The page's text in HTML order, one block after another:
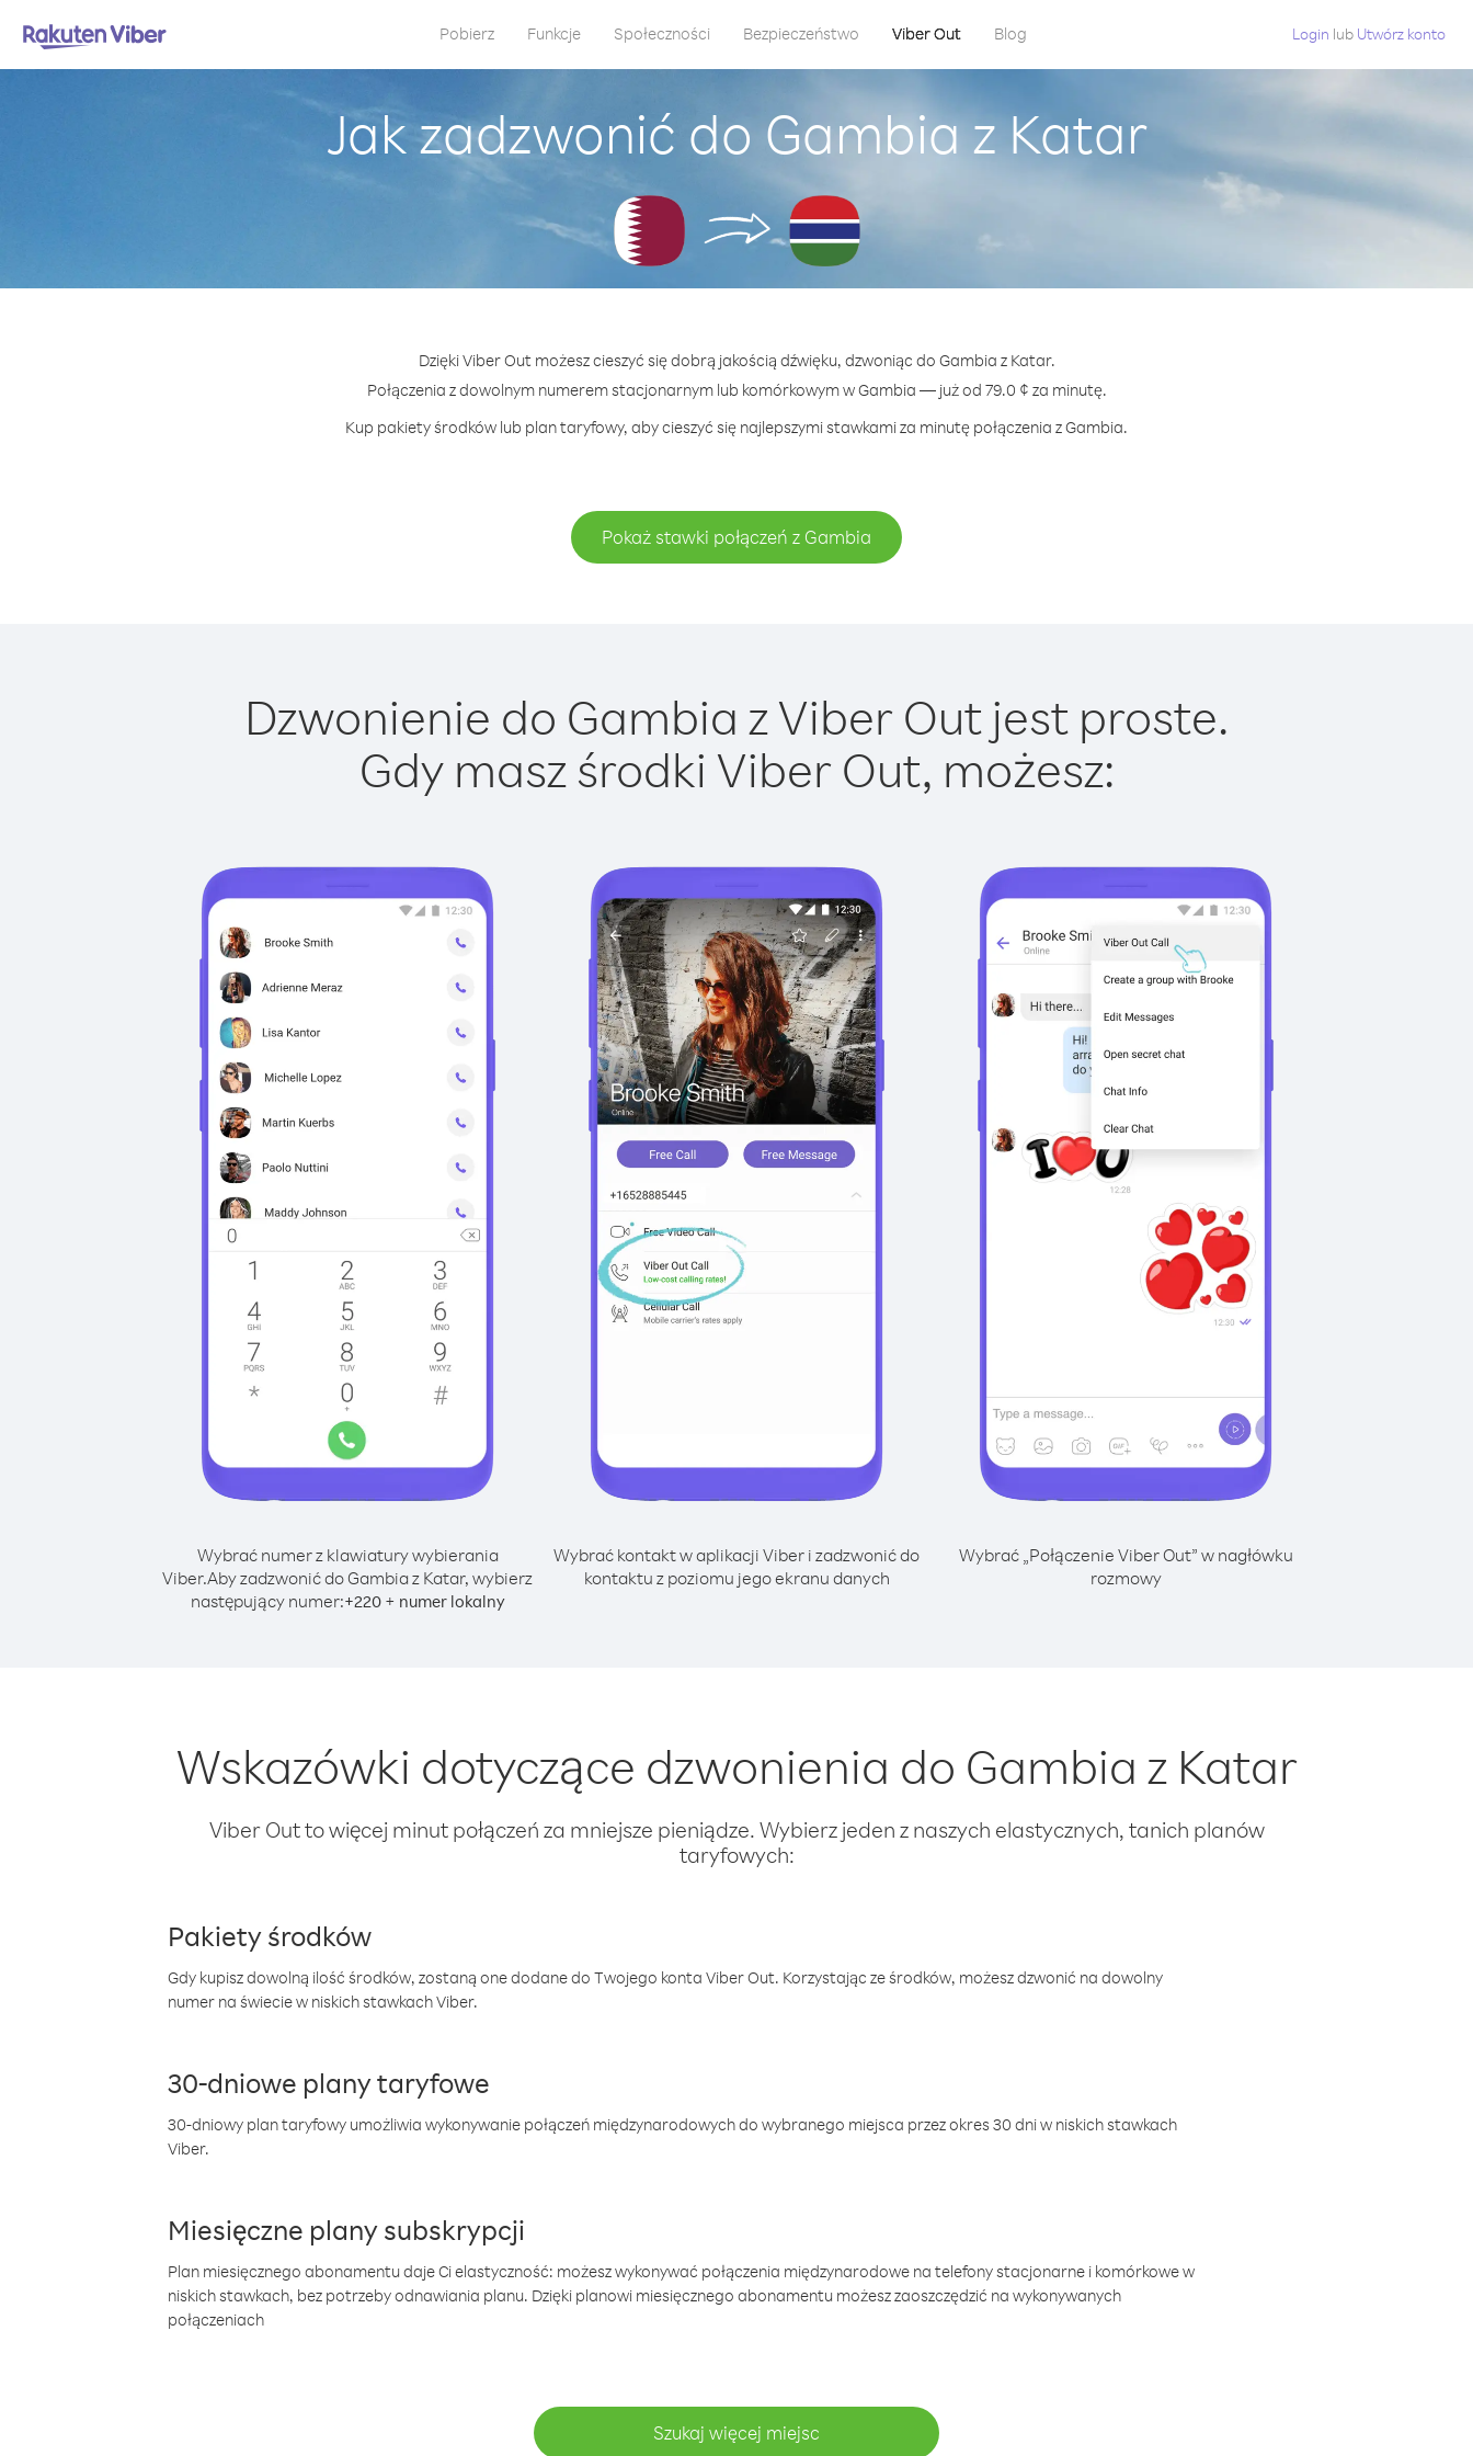
Pobierz Funkcje Społeczności Bezpieczeństwo Viber Out Blog Login lub Utwórz konto
Jak zadzwonić do Gambia z Katar
Dzięki Viber Out możesz cieszyć się dobrą jakością dźwięku, dzwoniąc do Gambia z Katar.
Połączenia z dowolnym numerem stacjonarnym lub komórkowym w Gambia — już od 79.0 ¢ za minutę.
Kup pakiety środków lub plan taryfowy, aby cieszyć się najlepszymi stawkami za minutę połączenia z Gambia.
Pokaż stawki połączeń z Gambia
Dzwonienie do Gambia z Viber Out jest proste.
Gdy masz środki Viber Out, możesz:
Wybrać numer z klawiatury wybierania
Viber.Aby zadzwonić do Gambia z Katar, wybierz
następujący numer:+220+ numer lokalny
Wybrać kontakt w aplikacji Viber i zadzwonić do
kontaktu z poziomu jego ekranu danych
Wybrać „Połączenie Viber Out” w nagłówku
rozmowy
Wskazówki dotyczące dzwonienia do Gambia z Katar
Viber Out to więcej minut połączeń za mniejsze pieniądze. Wybierz jeden z naszych elastycznych, tanich planów
taryfowych:
Pakiety środków
Gdy kupisz dowolną ilość środków, zostaną one dodane do Twojego konta Viber Out. Korzystając ze środków, możesz dzwonić na dowolny
numer na świecie w niskich stawkach Viber.
30-dniowe plany taryfowe
30-dniowy plan taryfowy umożliwia wykonywanie połączeń międzynarodowych do wybranego miejsca przez okres 30 dni w niskich stawkach
Viber.
Miesięczne plany subskrypcji
Plan miesięcznego abonamentu daje Ci elastyczność: możesz wykonywać połączenia międzynarodowe na telefony stacjonarne i komórkowe w
niskich stawkach, bez potrzeby odnawiania planu. Dzięki planowi miesięcznego abonamentu możesz zaoszczędzić na wykonywanych
połączeniach
Szukaj więcej miejsc